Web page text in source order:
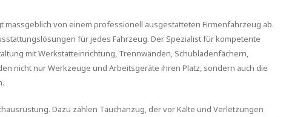
von einem professionell ausgestatteten Firmenfahrzeug ab.
für jedes Fahrzeug. Der Spezialist für kompetente
mit Werkstatteinrichtung, Trennwänden, Schubladenfächern,
nicht nur Werkzeuge und Arbeitsgeräte ihren Platz, sondern auch die
Dazu zählen Tauchanzug, der vor Kälte und Verletzungen